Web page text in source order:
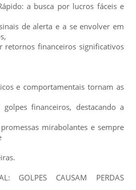
a busca por lucros fáceis e
de alerta e a se envolver em
retornos financeiros significativos
e comportamentais tornam as
financeiros, destacando a
mirabolantes e sempre
GOLPES CAUSAM PERDAS